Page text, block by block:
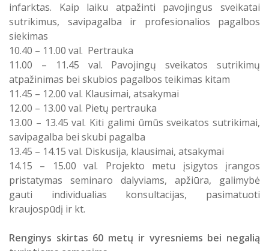
infarktas. Kaip laiku atpažinti pavojingus sveikatai
sutrikimus, savipagalba ir profesionalios pagalbos
siekimas
10.40 – 11.00 val. Pertrauka
11.00 – 11.45 val. Pavojingų sveikatos sutrikimų
atpažinimas bei skubios pagalbos teikimas kitam
11.45 – 12.00 val. Klausimai, atsakymai
12.00 – 13.00 val. Pietų pertrauka
13.00 – 13.45 val. Kiti galimi ūmūs sveikatos sutrikimai,
savipagalba bei skubi pagalba
13.45 – 14.15 val. Diskusija, klausimai, atsakymai
14.15 – 15.00 val. Projekto metu įsigytos įrangos
pristatymas seminaro dalyviams, apžiūra, galimybė
gauti individualias konsultacijas, pasimatuoti
kraujospūdį ir kt.
Renginys skirtas 60 metų ir vyresniems bei negalią